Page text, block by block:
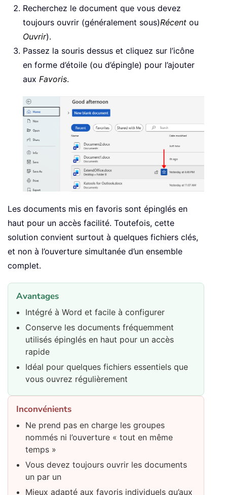
Recherchez le document que vous devez
toujours ouvrir (généralement sous)Récent ou
Ouvrir).
Passez la souris dessus et cliquez sur l’icône
en forme d’étoile (ou d’épingle) pour l’ajouter
aux Favoris.
Les documents mis en favoris sont épinglés en
haut pour un accès facilité. Toutefois, cette
solution convient surtout à quelques fichiers clés,
et non à l’ouverture simultanée d’un ensemble
complet.
Avantages
Intégré à Word et facile à configurer
Conserve les documents fréquemment
utilisés épinglés en haut pour un accès
rapide
Idéal pour quelques fichiers essentiels que
vous ouvrez régulièrement
Inconvénients
Ne prend pas en charge les groupes
nommés ni l’ouverture « tout en même
temps »
Vous devez toujours ouvrir les documents
un par un
Mieux adapté aux favoris individuels qu’aux